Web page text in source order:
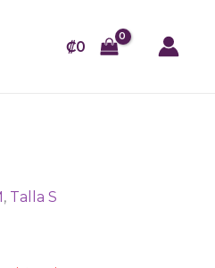
₡0
, Talla S